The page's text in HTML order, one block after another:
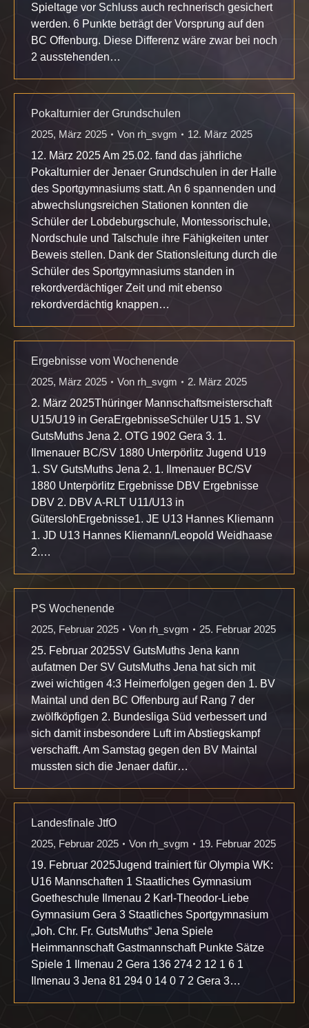
Spieltage vor Schluss auch rechnerisch gesichert
werden. 6 Punkte beträgt der Vorsprung auf den
BC Offenburg. Diese Differenz wäre zwar bei noch
2 ausstehenden…
Pokalturnier der Grundschulen
2025, März 2025 Von rh_svgm
12. März 2025
12. März 2025 Am 25.02. fand das jährliche
Pokalturnier der Jenaer Grundschulen in der Halle
des Sportgymnasiums statt. An 6 spannenden und
abwechslungsreichen Stationen konnten die
Schüler der Lobdeburgschule, Montessorischule,
Nordschule und Talschule ihre Fähigkeiten unter
Beweis stellen. Dank der Stationsleitung durch die
Schüler des Sportgymnasiums standen in
rekordverdächtiger Zeit und mit ebenso
rekordverdächtig knappen…
Ergebnisse vom Wochenende
2025, März 2025 Von rh_svgm
2. März 2025
2. März 2025Thüringer Mannschaftsmeisterschaft
U15/U19 in GeraErgebnisseSchüler U15 1. SV
GutsMuths Jena 2. OTG 1902 Gera 3. 1.
Ilmenauer BC/SV 1880 Unterpörlitz Jugend U19
1. SV GutsMuths Jena 2. 1. Ilmenauer BC/SV
1880 Unterpörlitz Ergebnisse DBV Ergebnisse
DBV 2. DBV A-RLT U11/U13 in
GüterslohErgebnisse1. JE U13 Hannes Kliemann
1. JD U13 Hannes Kliemann/Leopold Weidhaase
2.…
PS Wochenende
2025, Februar 2025 Von rh_svgm
25. Februar 2025
25. Februar 2025SV GutsMuths Jena kann
aufatmen Der SV GutsMuths Jena hat sich mit
zwei wichtigen 4:3 Heimerfolgen gegen den 1. BV
Maintal und den BC Offenburg auf Rang 7 der
zwölfköpfigen 2. Bundesliga Süd verbessert und
sich damit insbesondere Luft im Abstiegskampf
verschafft. Am Samstag gegen den BV Maintal
mussten sich die Jenaer dafür…
Landesfinale JtfO
2025, Februar 2025 Von rh_svgm
19. Februar 2025
19. Februar 2025Jugend trainiert für Olympia WK:
U16 Mannschaften 1 Staatliches Gymnasium
Goetheschule Ilmenau 2 Karl-Theodor-Liebe
Gymnasium Gera 3 Staatliches Sportgymnasium
„Joh. Chr. Fr. GutsMuths“ Jena Spiele
Heimmannschaft Gastmannschaft Punkte Sätze
Spiele 1 Ilmenau 2 Gera 136 274 2 12 1 6 1
Ilmenau 3 Jena 81 294 0 14 0 7 2 Gera 3…